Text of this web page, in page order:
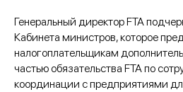
Генеральный директор FTA
Кабинета министров, которое
налогоплательщикам
частью обязательства FTA по
координации с предприятиями